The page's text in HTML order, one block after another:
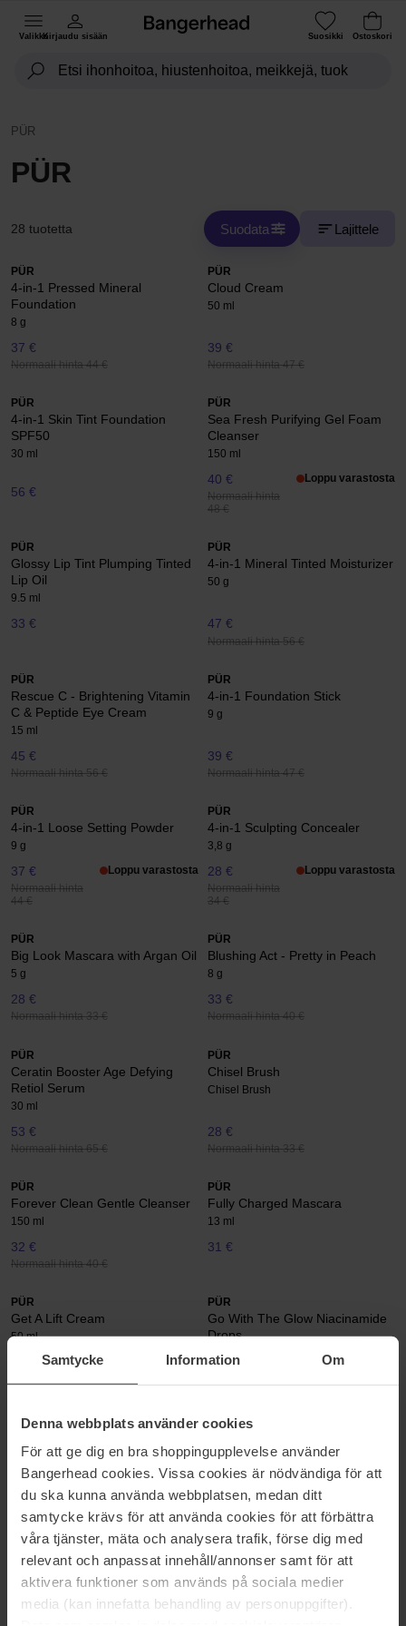
Samtycke Information Om
Denna webbplats använder cookies
För att ge dig en bra shoppingupplevelse använder
Bangerhead cookies. Vissa cookies är nödvändiga för att
du ska kunna använda webbplatsen, medan ditt
samtycke krävs för att använda cookies för att förbättra
våra tjänster, mäta och analysera trafik, förse dig med
relevant och anpassat innehåll/annonser samt för att
aktivera funktioner som används på sociala medier
media (kan innefatta behandling av personuppgifter).
ValikkoKirjaudu sisään Suosikki Ostoskori
PÜR
PÜR
28 tuotetta Suodata Lajittele
PÜR
4-in-1 Pressed Mineral
Foundation
8 g
37 €
Normaali hinta 44 €
PÜR
Cloud Cream
50 ml
39 €
Normaali hinta 47 €
PÜR
4-in-1 Skin Tint Foundation
SPF50
30 ml
56 €
PÜR
Sea Fresh Purifying Gel Foam
Cleanser
150 ml
40 €
Normaali hinta
48 €
Loppu varastosta
PÜR
Glossy Lip Tint Plumping Tinted
Lip Oil
9.5 ml
33 €
PÜR
4-in-1 Mineral Tinted Moisturizer
50 g
47 €
Normaali hinta 56 €
PÜR
Rescue C - Brightening Vitamin
C & Peptide Eye Cream
15 ml
45 €
Normaali hinta 56 €
PÜR
4-in-1 Foundation Stick
9 g
39 €
Normaali hinta 47 €
PÜR
4-in-1 Loose Setting Powder
9 g
37 €
Normaali hinta
44 €
Loppu varastosta
PÜR
4-in-1 Sculpting Concealer
3,8 g
28 €
Normaali hinta
34 €
Loppu varastosta
PÜR
Big Look Mascara with Argan Oil
5 g
28 €
Normaali hinta 33 €
PÜR
Blushing Act - Pretty in Peach
8 g
33 €
Normaali hinta 40 €
PÜR
Ceratin Booster Age Defying
Retiol Serum
30 ml
53 €
Normaali hinta 65 €
PÜR
Chisel Brush
Chisel Brush
28 €
Normaali hinta 33 €
PÜR
Forever Clean Gentle Cleanser
150 ml
32 €
Normaali hinta 40 €
PÜR
Fully Charged Mascara
13 ml
31 €
PÜR
Get A Lift Cream
50 ml
Normaali hinta
Loppu varastosta
PÜR
Go With The Glow Niacinamide
Drops
30 ml
Lit Mist
100 ml
Normaali hinta 39 €
Love Your Selfie Liquid
Foundation
51 €
PÜR
Mellow Eyes Rejuvenating Eye
Patches
PÜR
Mineral Glow Illuminating
Bronzer Skin Perfecting Powder